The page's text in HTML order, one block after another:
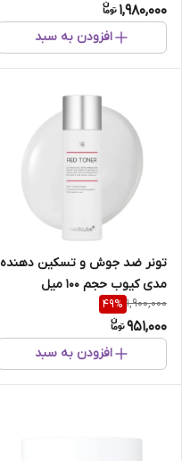
1,980,000
افزودن به سبد
تونر ضد جوش و تسکین دهنده
مدی کیوب حجم 100 میل
1,900,000
49%
951,000
افزودن به سبد